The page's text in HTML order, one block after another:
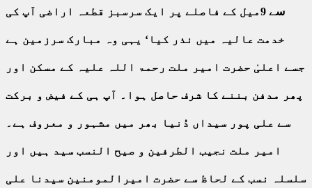
سے 9میل کے فاصلے پر ایک سرسبز قطعہ اراضی آپ کی
خدمت عالیہ میں نذر کیا‘ یہی وہ مبارک سرزمین ہے
جسے اعلیٰ حضرت امیر ملت رحمۃ اللہ علیہ کے مسکن اور
پھر مدفن بننے کا شرف حاصل ہوا۔ آپ ہی کے فیض و برکت
سے علی پور سیداں دُنیا بھر میں مشہور و معروف ہے۔
امیر ملت نجیب الطرفین و صیح النسب سید ہیں اور
سلسلہ نسب کے لحاظ سے حضرت امیرالمومنین سیدنا علی